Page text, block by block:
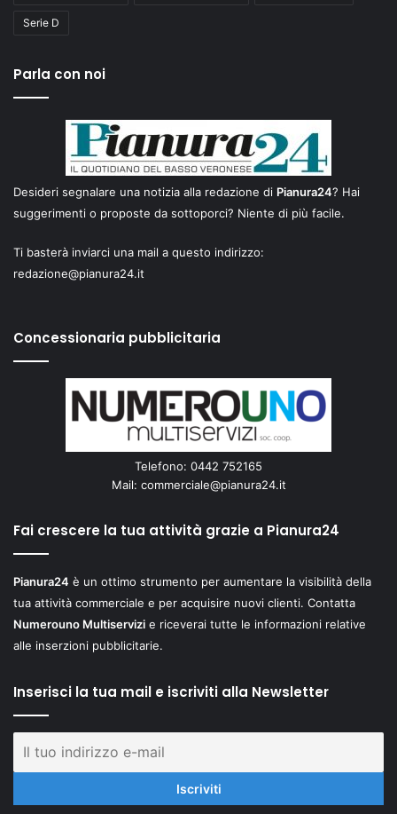
Serie D
Parla con noi
Desideri segnalare una notizia alla redazione di Pianura24? Hai
suggerimenti o proposte da sottoporci? Niente di più facile.
Ti basterà inviarci una mail a questo indirizzo:
redazione@pianura24.it
Concessionaria pubblicitaria
Telefono: 0442 752165
Mail: commerciale@pianura24.it
Fai crescere la tua attività grazie a Pianura24
Pianura24 è un ottimo strumento per aumentare la visibilità della
tua attività commerciale e per acquisire nuovi clienti. Contatta
Numerouno Multiservizi e riceverai tutte le informazioni relative
alle inserzioni pubblicitarie.
Inserisci la tua mail e iscriviti alla Newsletter